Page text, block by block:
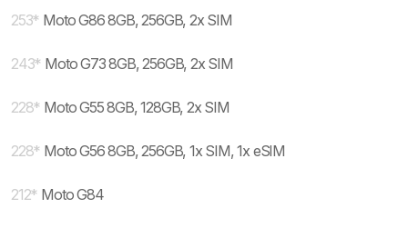
253* Moto G86 8GB, 256GB, 2x SIM
243* Moto G73 8GB, 256GB, 2x SIM
228* Moto G55 8GB, 128GB, 2x SIM
228* Moto G56 8GB, 256GB, 1x SIM, 1x eSIM
212* Moto G84